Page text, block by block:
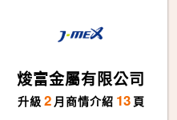
焌富金屬有限公司
升級 2 月商情介紹 13 頁